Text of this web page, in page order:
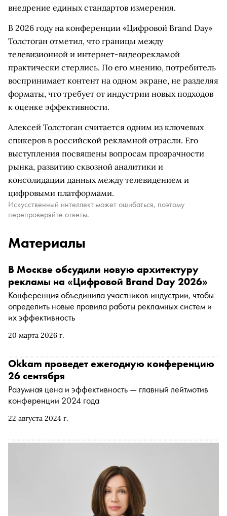
внедрение единых стандартов измерения.
В 2026 году на конференции «Цифровой Brand Day»
Толстоган отметил, что границы между
телевизионной и интернет-видеорекламой
практически стерлись. По его мнению, потребитель
воспринимает контент на одном экране, не разделяя
форматы, что требует от индустрии новых подходов
к оценке эффективности.
Алексей Толстоган считается одним из ключевых
спикеров в российской рекламной отрасли. Его
выступления посвящены вопросам прозрачности
рынка, развитию сквозной аналитики и
консолидации данных между телевидением и
цифровыми платформами.
Искусственный интеллект может ошибаться, поэтому
перепроверяйте ответы.
Материалы
20 марта 2026 г.
В Москве обсудили новую архитектуру
рекламы на «Цифровой Brand Day 2026»
Конференция объединила участников индустрии, чтобы
определить новые правила работы рекламных систем и
их эффективность
22 августа 2024 г.
Okkam проведет ежегодную конференцию
26 сентября
Разумная цена и эффективность — главный лейтмотив
конференции 2024 года